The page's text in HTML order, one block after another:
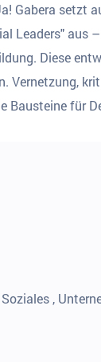
Gabera setzt
Leaders" aus
Diese
Vernetzung,
Bausteine für
,